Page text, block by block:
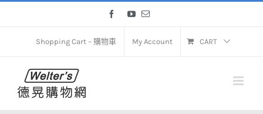
FacebookYouTube
Email
Shopping Cart – 購物車 My Account CART